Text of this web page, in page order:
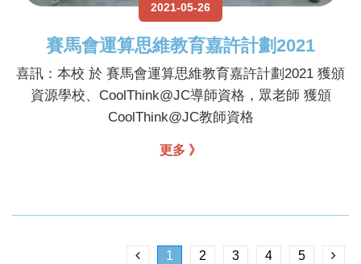
2021-05-26
賽馬會運算思維教育嘉許計劃2021
喜訊：本校 於 賽馬會運算思維教育嘉許計劃2021 獲頒
資源學校、CoolThink@JC導師資格，眾老師 獲頒
CoolThink@JC教師資格
更多 》
1 2 3 4 5